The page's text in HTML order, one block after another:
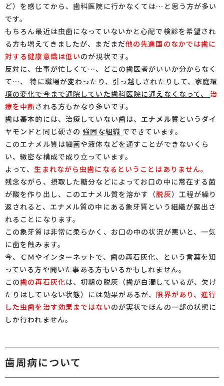
ど）を感じてから、歯科医院に行かなくては…と思う方が多い
です。
もちろん最近は虫歯になっていないかと心配で検診を希望され
る方も増えてきましたが、まだまだ他の先進国のなかでは歯に
対する健康意識は低いのが現状です。
反対に、仕事が忙しくて…、どこの歯医者がいいか分からなく
て…、特に職場が変わったり、引っ越しされたりして、家庭環
境の変化で今まで通院していた歯科医院に通えなくなって、治
療を中断される方もかなり多いです。
歯は基本的には、治療していない歯は、 エナメル質というダイ
ヤモンドと同じ硬さの 強固な組織 でできています。
このエナメル質は細菌や液体などを通すことができないくら
い、緻密な構成で成り立っています。
よって、 生まれながら虫歯になるということはありません。
残念ながら、摂取した糖分などによってお口の中に常在する菌
が酸を作り出し、このエナメル質を溶かす（脱灰）工程が繰り
返されると、エナメル質の中にある象牙質という組織が露出さ
れることになります。
この象牙質は非常に柔らかく、お口の中の状況が悪いと、一気
に歯を蝕みます。
今、ＣＭやインターネットで、歯の再石灰化、という言葉を知
っている方や聞いた事ある方もいるかもしれません。
この歯の再石灰化は、初期の脱灰（歯が白濁しているが、欠け
たりはしていない状態）には効果があるが、 限界があり、進行
した虫歯を治す効果まではないのが実状でほんの一部の状態に
しか行われません。
歯周病について